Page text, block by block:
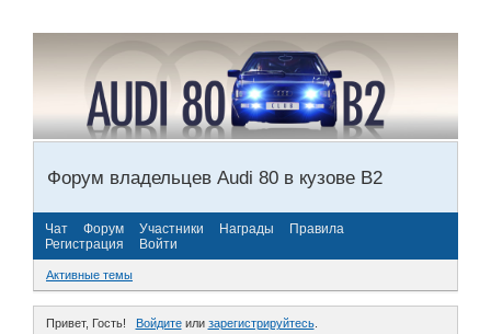
Форум владельцев Audi 80 в кузове В2
Чат Форум Участники Награды
Правила
Регистрация
Войти
Активные темы
Привет, Гость! Войдитеили зарегистрируйтесь.